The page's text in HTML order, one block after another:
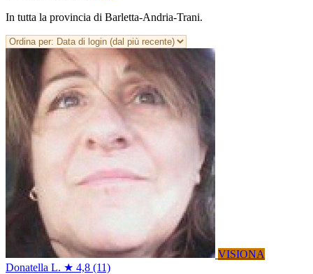
In tutta la provincia di Barletta-Andria-Trani.
VISIONA
Donatella L. ★ 4,8 (11)